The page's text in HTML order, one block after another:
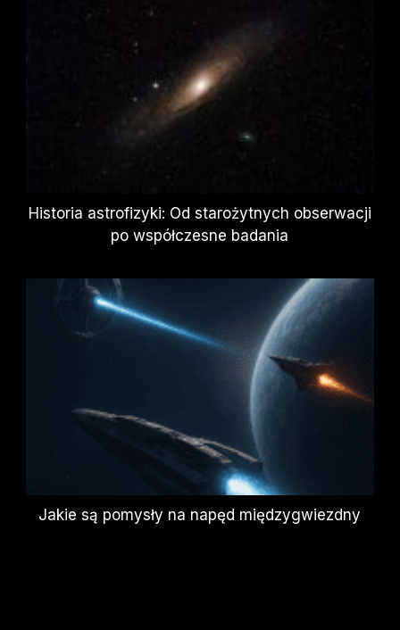
Historia astrofizyki: Od starożytnych obserwacji
po współczesne badania
Jakie są pomysły na napęd międzygwiezdny